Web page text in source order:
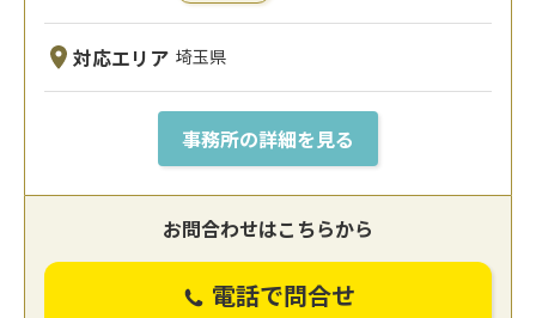
対応エリア 埼玉県
事務所の詳細を見る
お問合わせはこちらから
電話で問合せ